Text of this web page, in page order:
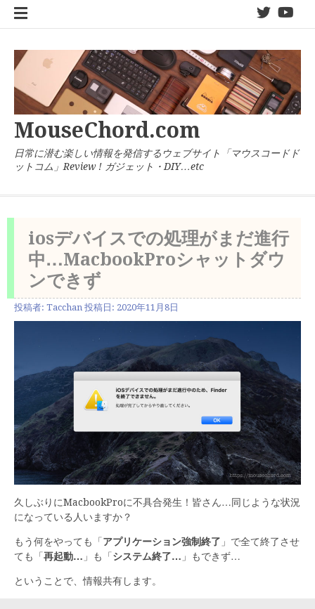
twitter
MouseChord.com
日常に潜む楽しい情報を発信するウェブサイト「マウスコードド
ットコム」Review ! ガジェット・DIY…etc
iosデバイスでの処理がまだ進行
中…MacbookProシャットダウ
ンできず
投稿者: Tacchan 投稿日: 2020年11月8日
久しぶりにMacbookProに不具合発生！皆さん…同じような状況
になっている人いますか？
もう何をやっても「 アプリケーション強制終了 」で全て終了させ
ても「 再起動… 」も「 システム終了… 」もできず…
ということで、情報共有します。